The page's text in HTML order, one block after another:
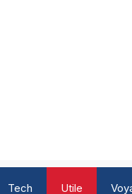
Tech Utile